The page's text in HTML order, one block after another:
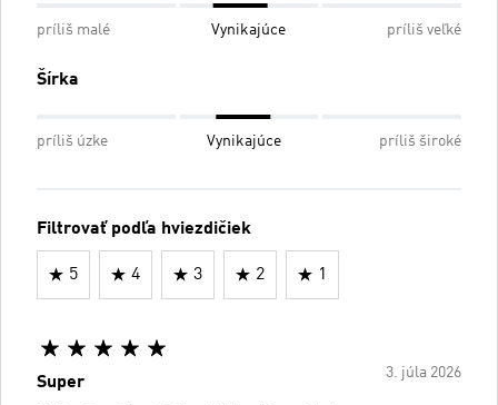
príliš malé Vynikajúce príliš veľké
Šírka
príliš úzke Vynikajúce príliš široké
Filtrovať podľa hviezdičiek
5 4 3 2 1
3. júla 2026
Super